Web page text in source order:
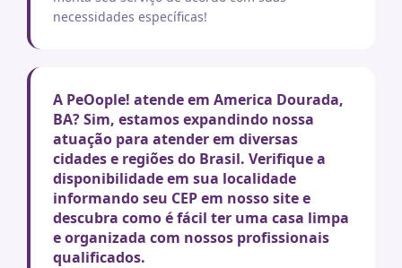
necessidades específicas!
A PeOople! atende em America Dourada,
BA? Sim, estamos expandindo nossa
atuação para atender em diversas
cidades e regiões do Brasil. Verifique a
disponibilidade em sua localidade
informando seu CEP em nosso site e
descubra como é fácil ter uma casa limpa
e organizada com nossos profissionais
qualificados.